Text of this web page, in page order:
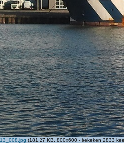
(181.27 KB, 800x600 - bekeken 2833